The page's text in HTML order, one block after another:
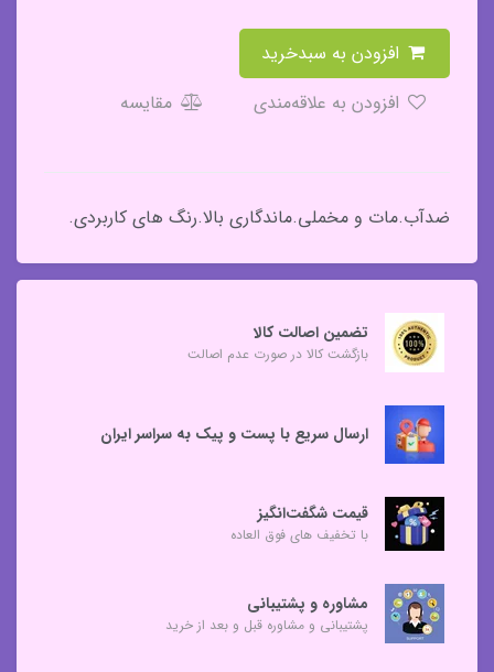
مقایسه
ضدآب.مات و مخملی.ماندگاری بالا.رنگ های کاربردی.
تضمین اصالت کالا
بازگشت کالا در صورت عدم اصالت
ارسال سریع با پست و پیک به سراسر ایران
قیمت شگفت‌انگیز
با تخفیف های فوق العاده
مشاوره و پشتیبانی
پشتیبانی و مشاوره قبل و بعد از خرید